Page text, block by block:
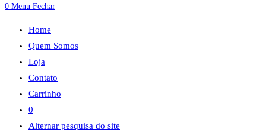
0 Menu Fechar
Home
Quem Somos
Loja
Contato
Carrinho
0
Alternar pesquisa do site